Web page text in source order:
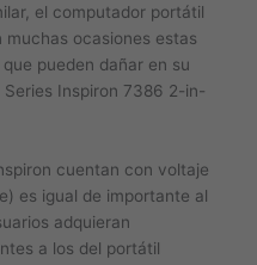
el computador portátil
muchas ocasiones estas
pueden dañar en su
Inspiron 7386 2-in-
cuentan con voltaje
es igual de importante al
adquieran
a los del portátil